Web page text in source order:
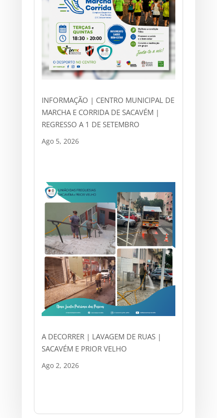
INFORMAÇÃO | CENTRO MUNICIPAL DE
MARCHA E CORRIDA DE SACAVÉM |
REGRESSO A 1 DE SETEMBRO
Ago 5, 2026
A DECORRER | LAVAGEM DE RUAS |
SACAVÉM E PRIOR VELHO
Ago 2, 2026